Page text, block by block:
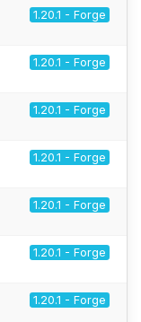
1.20.1 - Forge
1.20.1 - Forge
1.20.1 - Forge
1.20.1 - Forge
1.20.1 - Forge
1.20.1 - Forge
1.20.1 - Forge